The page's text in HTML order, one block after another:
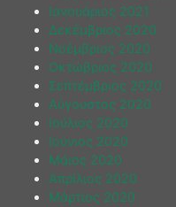
Ιανουάριος 2021
Δεκέμβριος 2020
Νοέμβριος 2020
Οκτώβριος 2020
Σεπτέμβριος 2020
Αύγουστος 2020
Ιούλιος 2020
Ιούνιος 2020
Μάιος 2020
Απρίλιος 2020
Μάρτιος 2020